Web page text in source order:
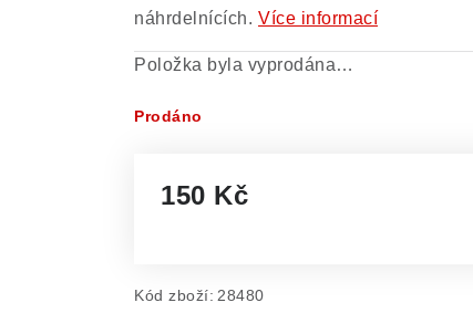
náhrdelnících. Více informací
Položka byla vyprodána…
Prodáno
150 Kč
Kód zboží: 28480